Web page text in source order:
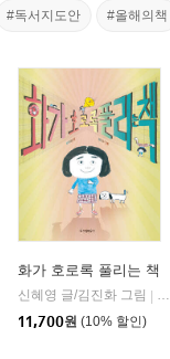
#독서지도안 #올해의책
화가 호로록 풀리는 책
신혜영 글/김진화 그림
11,700원 (10% 할인)